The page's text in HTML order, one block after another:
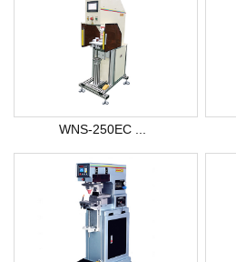
WNS-250EC ...